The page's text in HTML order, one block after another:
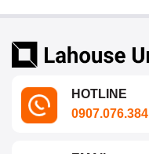
HOTLINE
0907.076.384